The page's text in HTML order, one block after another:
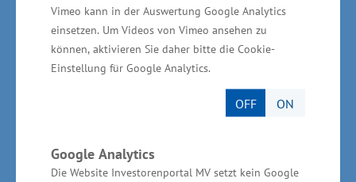
Vimeo kann in der Auswertung Google Analytics
einsetzen. Um Videos von Vimeo ansehen zu
können, aktivieren Sie daher bitte die Cookie-
Einstellung für Google Analytics.
OFF ON
Google Analytics
Die Website Investorenportal MV setzt kein Google
Gemeinschaftsaufgabe „Verbesserung der
regionalen Wirtschaftsstruktur“ (GRW) in Höhe
von knapp 1,2 Millionen Euro.
Informationen zur Logistikbranche in
Mecklenburg-Vorpommern